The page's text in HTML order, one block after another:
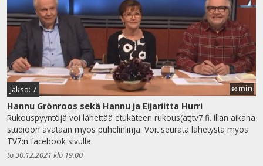
Jakso: 7 90 min
Hannu Grönroos sekä Hannu ja Eijariitta Hurri
Rukouspyyntöjä voi lähettää etukäteen rukous(at)tv7.fi. Illan aikana
studioon avataan myös puhelinlinja. Voit seurata lähetystä myös
TV7:n facebook sivulla.
to 30.12.2021 klo 19.00